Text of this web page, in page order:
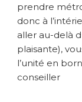
prendre
donc à
aller au-delà
plaisante),
l’unité en
conseiller